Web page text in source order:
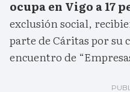
ocupa en Vigo a 17
exclusión social,
parte de Cáritas por su
encuentro de